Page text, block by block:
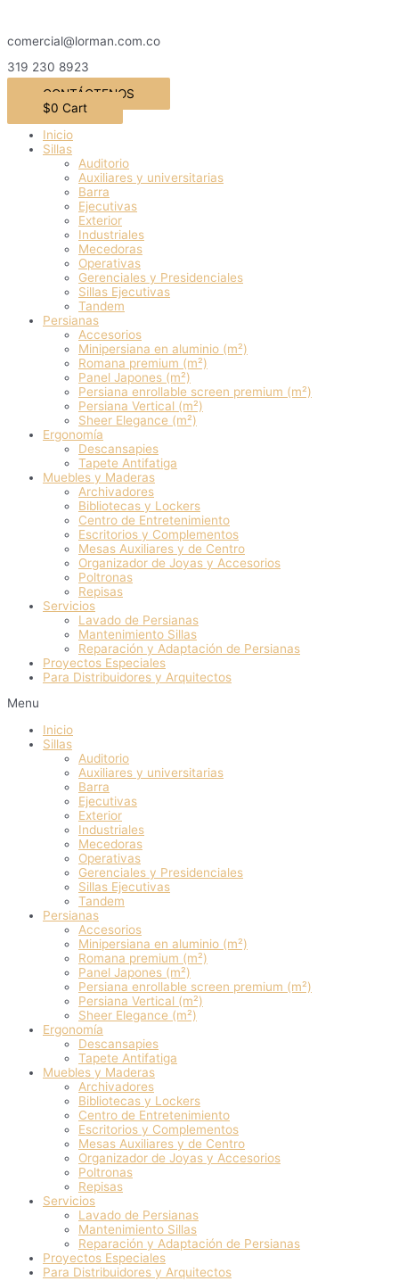
contenido
comercial@lorman.com.co
319 230 8923
CONTÁCTENOS
$0 Cart
Inicio
Sillas
Auditorio
Auxiliares y universitarias
Barra
Ejecutivas
Exterior
Industriales
Mecedoras
Operativas
Gerenciales y Presidenciales
Sillas Ejecutivas
Tandem
Persianas
Accesorios
Minipersiana en aluminio (m²)
Romana premium (m²)
Panel Japones (m²)
Persiana enrollable screen premium (m²)
Persiana Vertical (m²)
Sheer Elegance (m²)
Ergonomía
Descansapies
Tapete Antifatiga
Muebles y Maderas
Archivadores
Bibliotecas y Lockers
Centro de Entretenimiento
Escritorios y Complementos
Mesas Auxiliares y de Centro
Organizador de Joyas y Accesorios
Poltronas
Repisas
Servicios
Lavado de Persianas
Mantenimiento Sillas
Reparación y Adaptación de Persianas
Proyectos Especiales
Para Distribuidores y Arquitectos
Menu
Inicio
Sillas
Auditorio
Auxiliares y universitarias
Barra
Ejecutivas
Exterior
Industriales
Mecedoras
Operativas
Gerenciales y Presidenciales
Sillas Ejecutivas
Tandem
Persianas
Accesorios
Minipersiana en aluminio (m²)
Romana premium (m²)
Panel Japones (m²)
Persiana enrollable screen premium (m²)
Persiana Vertical (m²)
Sheer Elegance (m²)
Ergonomía
Descansapies
Tapete Antifatiga
Muebles y Maderas
Archivadores
Bibliotecas y Lockers
Centro de Entretenimiento
Escritorios y Complementos
Mesas Auxiliares y de Centro
Organizador de Joyas y Accesorios
Poltronas
Repisas
Servicios
Lavado de Persianas
Mantenimiento Sillas
Reparación y Adaptación de Persianas
Proyectos Especiales
Para Distribuidores y Arquitectos